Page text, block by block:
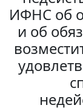
ИФНС об
и об